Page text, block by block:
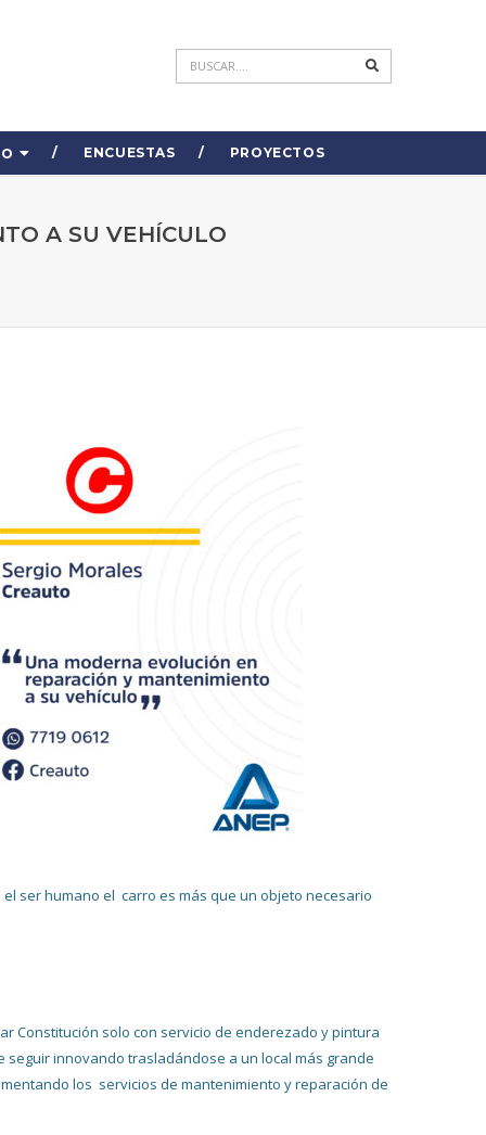
ENCUESTAS PROYECTOS
A SU VEHÍCULO
ser humano el carro es más que un objeto necesario
Constitución solo con servicio de enderezado y pintura
innovando trasladándose a un local más grande
los servicios de mantenimiento y reparación de